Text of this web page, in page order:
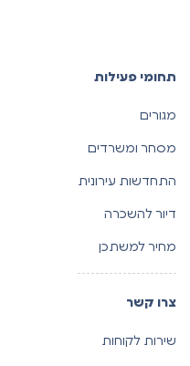
תחומי פעילות
מגורים
מסחר ומשרדים
התחדשות עירונית
דיור להשכרה
מחיר למשתכן
צרו קשר
שירות לקוחות